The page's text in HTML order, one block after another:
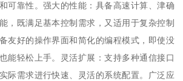
可靠性。强大的性能：具备高速计算、津确
，既满足基本控制需求，又适用于复杂控制
友好的操作界面和简化的编程模式，即使没
能轻松上手。灵活扩展：支持多种通信接口
际需求进行快速、灵活的系统配置。广泛应